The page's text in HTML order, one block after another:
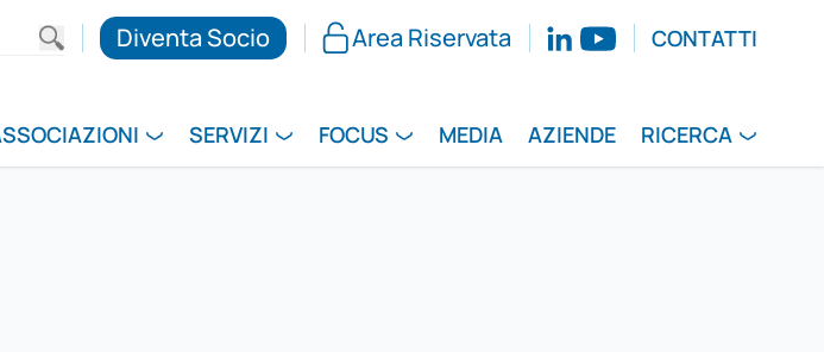
Diventa Socio Area Riservata CONTATTI
SERVIZI FOCUS MEDIA AZIENDE RICERCA